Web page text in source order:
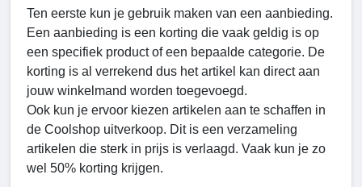
Ten eerste kun je gebruik maken van een aanbieding.
Een aanbieding is een korting die vaak geldig is op
een specifiek product of een bepaalde categorie. De
korting is al verrekend dus het artikel kan direct aan
jouw winkelmand worden toegevoegd.
Ook kun je ervoor kiezen artikelen aan te schaffen in
de Coolshop uitverkoop. Dit is een verzameling
artikelen die sterk in prijs is verlaagd. Vaak kun je zo
wel 50% korting krijgen.